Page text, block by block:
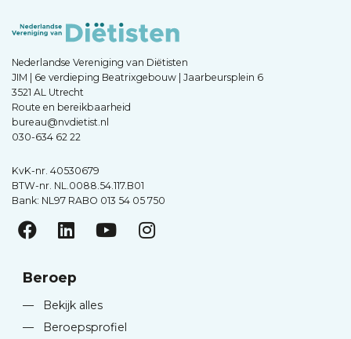
Nederlandse Vereniging van Diëtisten
JIM | 6e verdieping Beatrixgebouw | Jaarbeursplein 6
3521 AL Utrecht
Route en bereikbaarheid
bureau@nvdietist.nl
030-634 62 22
KvK-nr. 40530679
BTW-nr. NL.0088.54.117.B01
Bank: NL97 RABO 013 54 05 750
Beroep
—
Bekijk alles
—
Beroepsprofiel